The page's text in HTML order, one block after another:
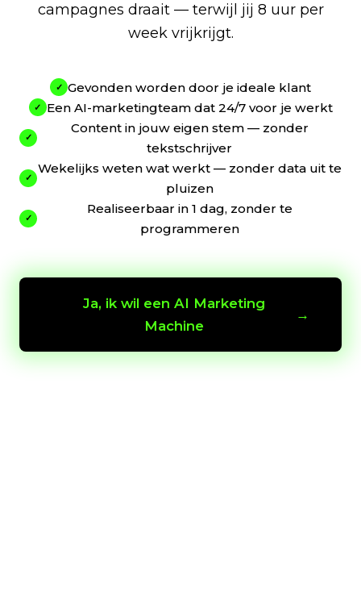
campagnes draait — terwijl jij 8 uur per
week vrijkrijgt.
✓ Gevonden worden door je ideale klant
✓ Een AI-marketingteam dat 24/7 voor je werkt
✓
Content in jouw eigen stem — zonder
tekstschrijver
✓
Wekelijks weten wat werkt — zonder data uit te
pluizen
✓
Realiseerbaar in 1 dag, zonder te
programmeren
Ja, ik wil een AI Marketing
Machine
→